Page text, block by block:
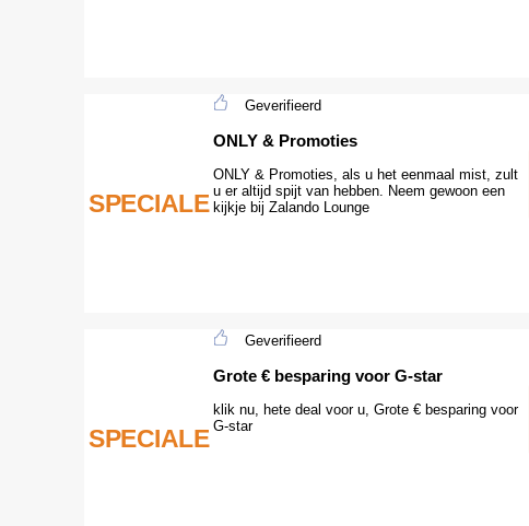
SPECIALE
Geverifieerd
ONLY & Promoties
ONLY & Promoties, als u het eenmaal mist, zult
u er altijd spijt van hebben. Neem gewoon een
kijkje bij Zalando Lounge
SPECIALE
Geverifieerd
Grote € besparing voor G-star
klik nu, hete deal voor u, Grote € besparing voor
G-star